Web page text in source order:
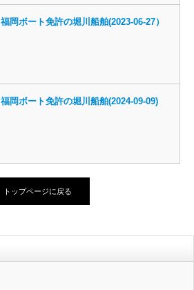
福岡ボート免許の堀川船舶(2023-06-27）
福岡ボート免許の堀川船舶(2024-09-09)
トップページに戻る